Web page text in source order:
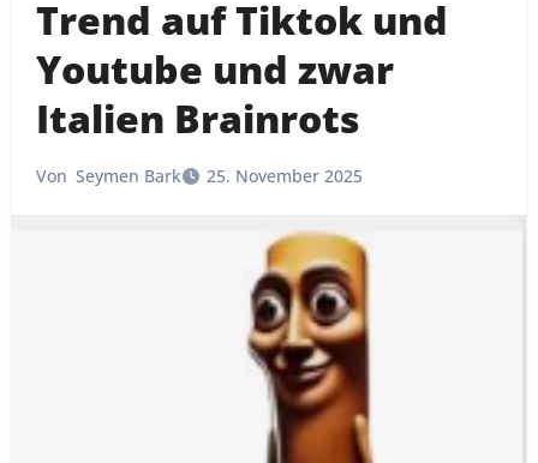
Trend auf Tiktok und
Youtube und zwar
Italien Brainrots
Von Seymen Bark 25. November 2025